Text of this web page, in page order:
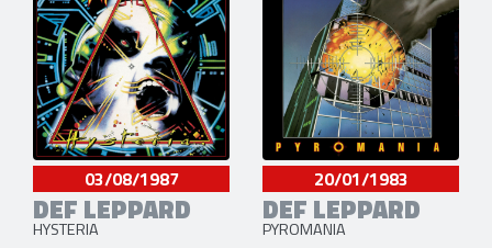
03/08/1987
DEF LEPPARD
HYSTERIA
20/01/1983
DEF LEPPARD
PYROMANIA